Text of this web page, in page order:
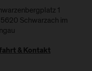
1
5620 Schwarzach im
& Kontakt